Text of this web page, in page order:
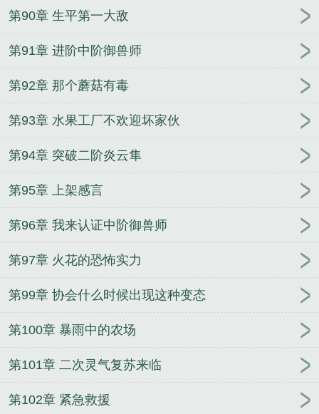
第90章 生平第一大敌
第91章 进阶中阶御兽师
第92章 那个蘑菇有毒
第93章 水果工厂不欢迎坏家伙
第94章 突破二阶炎云隼
第95章 上架感言
第96章 我来认证中阶御兽师
第97章 火花的恐怖实力
第99章 协会什么时候出现这种变态
第100章 暴雨中的农场
第101章 二次灵气复苏来临
第102章 紧急救援